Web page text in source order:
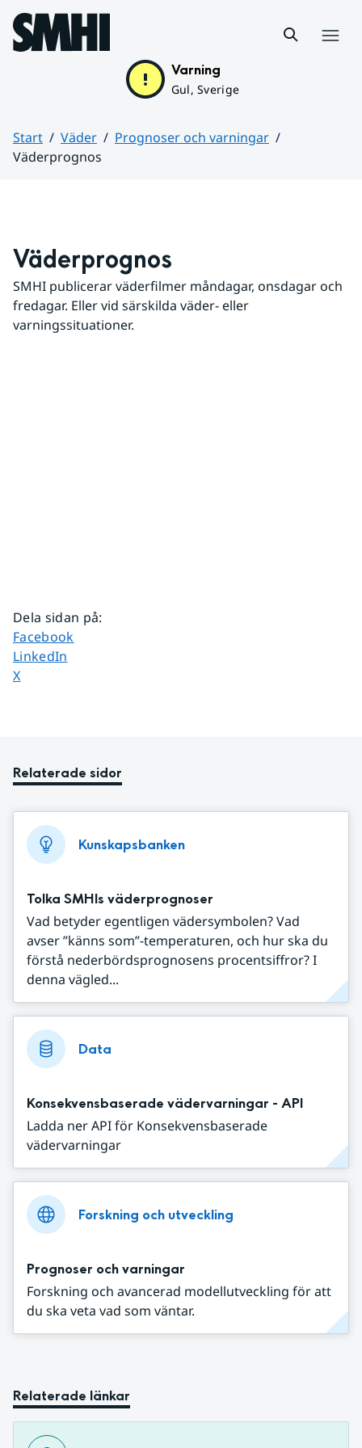
Hoppa till sidans innehåll
Varning
Gul, Sverige
Start Väder
Prognoser och varningar
Väderprognos
Väderprognos
SMHI publicerar väderfilmer måndagar, onsdagar och
fredagar. Eller vid särskilda väder- eller
varningssituationer.
Dela sidan på:
Dela sidan på
Facebook
Dela sidan på
LinkedIn
Dela sidan på
X
Relaterade sidor
Kunskapsbanken
Tolka SMHIs väderprognoser
Vad betyder egentligen vädersymbolen? Vad
avser ”känns som”-temperaturen, och hur ska du
förstå nederbördsprognosens procentsiffror? I
denna vägled...
Data
Konsekvensbaserade vädervarningar - API
Ladda ner API för Konsekvensbaserade
vädervarningar
Forskning och utveckling
Prognoser och varningar
Forskning och avancerad modellutveckling för att
du ska veta vad som väntar.
Relaterade länkar